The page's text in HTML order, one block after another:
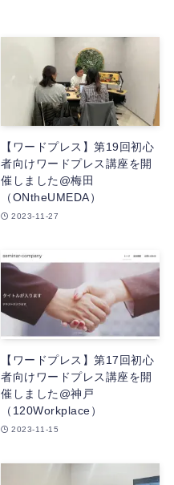
【ワードプレス】第19回初心
者向けワードプレス講座を開
催しました@梅田
（ONtheUMEDA）
2023-11-27
【ワードプレス】第17回初心
者向けワードプレス講座を開
催しました@神戸
（120Workplace）
2023-11-15